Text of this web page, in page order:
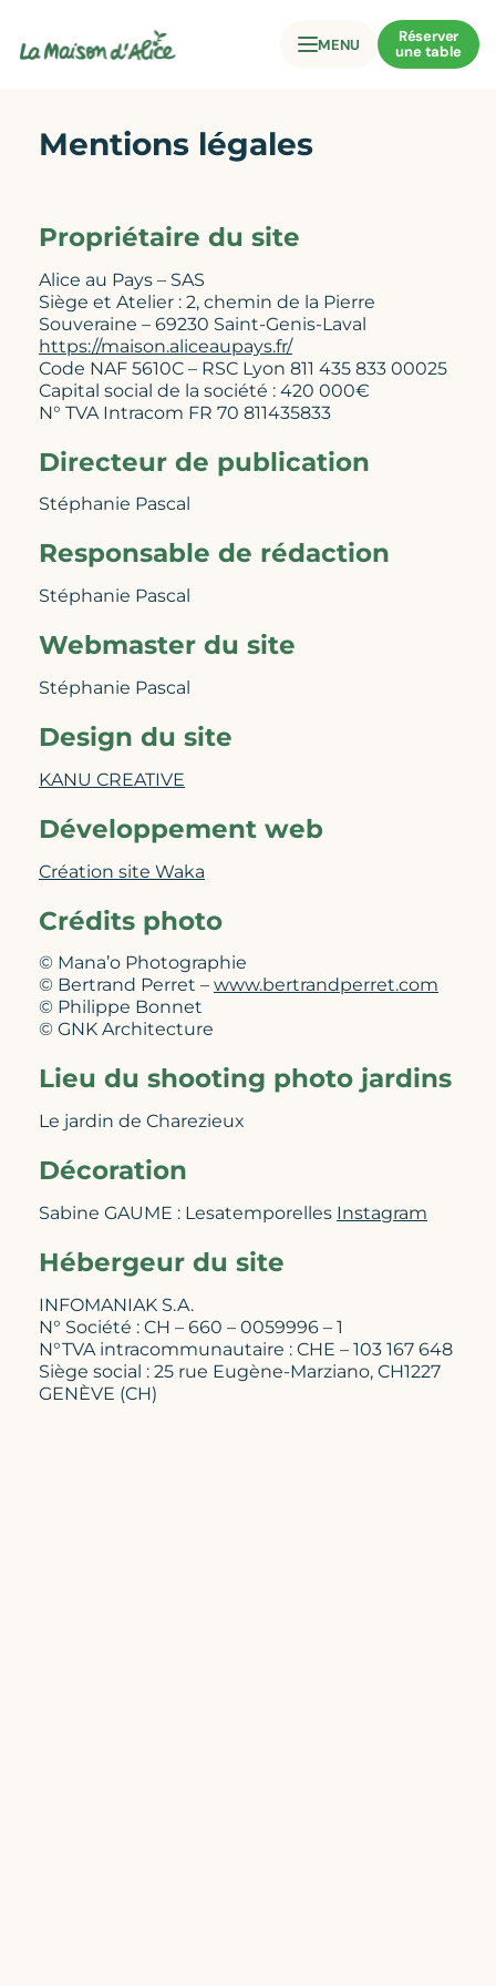
MENU
Réserver
une table
Mentions légales
Propriétaire du site
Alice au Pays – SAS
Siège et Atelier : 2, chemin de la Pierre
Souveraine – 69230 Saint-Genis-Laval
https://maison.aliceaupays.fr/
Code NAF 5610C – RSC Lyon 811 435 833 00025
Capital social de la société : 420 000€
N° TVA Intracom FR 70 811435833
Directeur de publication
Stéphanie Pascal
Responsable de rédaction
Stéphanie Pascal
Webmaster du site
Stéphanie Pascal
Design du site
KANU CREATIVE
Développement web
Création site Waka
Crédits photo
© Mana’o Photographie
© Bertrand Perret – www.bertrandperret.com
© Philippe Bonnet
© GNK Architecture
Lieu du shooting photo jardins
Le jardin de Charezieux
Décoration
Sabine GAUME : Lesatemporelles Instagram
Hébergeur du site
INFOMANIAK S.A.
N° Société : CH – 660 – 0059996 – 1
N°TVA intracommunautaire : CHE – 103 167 648
Siège social : 25 rue Eugène-Marziano, CH1227
GENÈVE (CH)